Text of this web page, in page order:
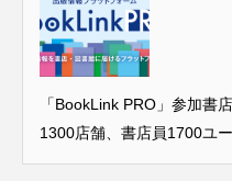
「BookLink PRO」参加書
1300店舗、書店員1700ユ